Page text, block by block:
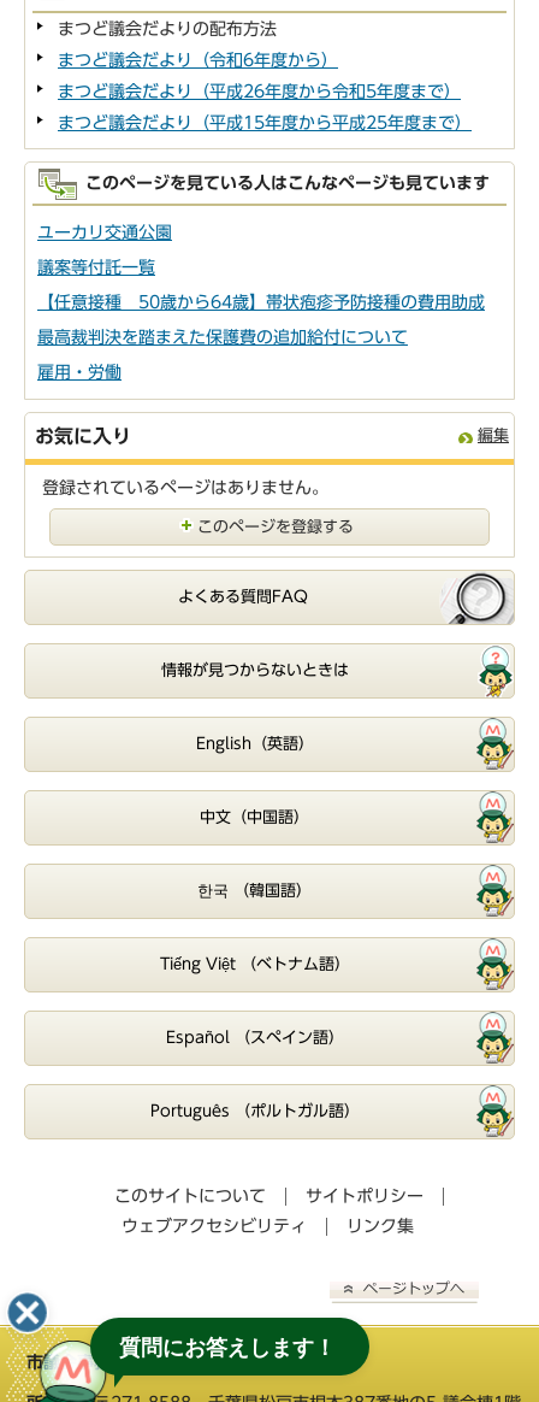
まつど議会だよりの配布方法
まつど議会だより（令和6年度から）
まつど議会だより（平成26年度から令和5年度まで）
まつど議会だより（平成15年度から平成25年度まで）
このページを見ている人はこんなページも見ています
ユーカリ交通公園
議案等付託一覧
【任意接種 50歳から64歳】帯状疱疹予防接種の費用助成
最高裁判決を踏まえた保護費の追加給付について
雇用・労働
お気に入り 編集
登録されているページはありません。
このページを登録する
よくある質問FAQ
情報が見つからないときは
English（英語）
中文（中国語）
한국 （韓国語）
Tiếng Việt （ベトナム語）
Español （スペイン語）
Português （ポルトガル語）
このサイトについて
サイトポリシー
ウェブアクセシビリティ
リンク集
市議会事務局
質問にお答えします！